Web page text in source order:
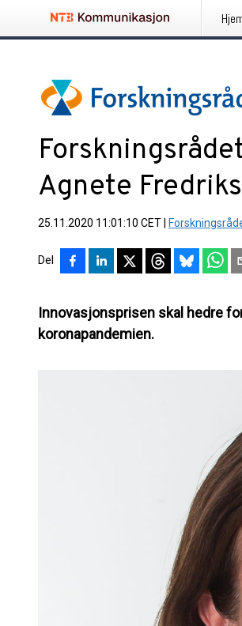
Agnete
25.11.2020 11:01:10 CET
Del
Innovasjonsprisen skal hedre
koronapandemien.